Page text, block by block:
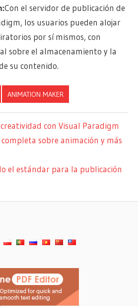
Con el servidor de publicación de
los usuarios pueden alojar
por sí mismos, con
sobre el almacenamiento y la
su contenido.
ANIMATION MAKER
con Visual Paradigm
sobre animación y más
el estándar para la publicación